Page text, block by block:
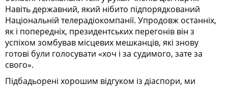
Навіть державний, який нібито підпорядкований
Національній телерадіокомпанії. Упро­довж останніх,
як і попередніх, президентських перегонів він з
успіхом зомбував місцевих мешканців, які знову
готові були голосувати «хоч і за судимого, зате за
свого».
Підбадьорені хорошим відгуком із діаспори, ми